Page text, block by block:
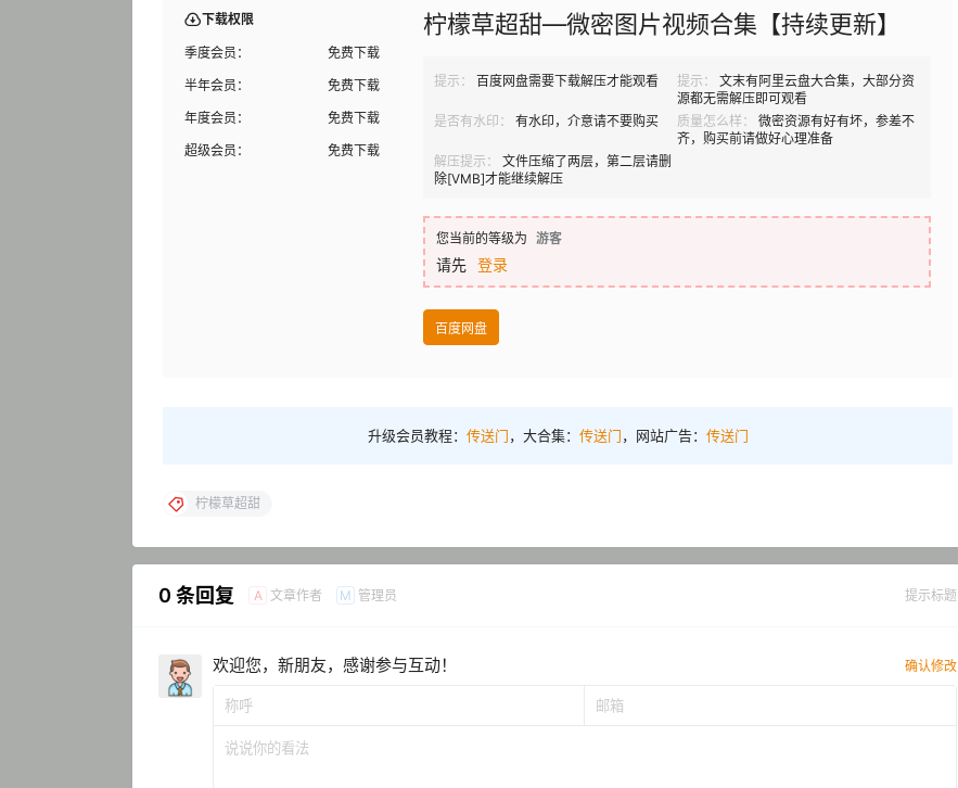
下载权限
季度会员：
免费下载
半年会员：
免费下载
年度会员：
免费下载
超级会员：
免费下载
柠檬草超甜—微密图片视频合集【持续更新】
提示： 百度网盘需要下载解压才能观看 提示：
文末有阿里云盘大合集，大部分资
源都无需解压即可观看
是否有水印：
有水印，介意请不要购买 质量怎么样：
微密资源有好有坏，参差不
齐，购买前请做好心理准备
解压提示：
文件压缩了两层，第二层请删
除[VMB]才能继续解压
您当前的等级为 游客
请先 登录
百度网盘
升级会员教程： 传送门，大合集： 传送门，网站广告： 传送门
柠檬草超甜
0 条回复 A 文章作者 M 管理员 提示标题
欢迎您，新朋友，感谢参与互动！ 确认修改